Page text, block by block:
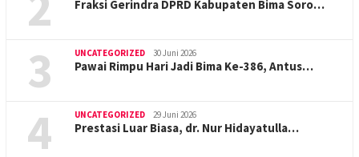
Fraksi Gerindra DPRD Kabupaten Bima Soro…
3 UNCATEGORIZED 30 Juni 2026
Pawai Rimpu Hari Jadi Bima Ke-386, Antus…
4 UNCATEGORIZED 29 Juni 2026
Prestasi Luar Biasa, dr. Nur Hidayatulla…